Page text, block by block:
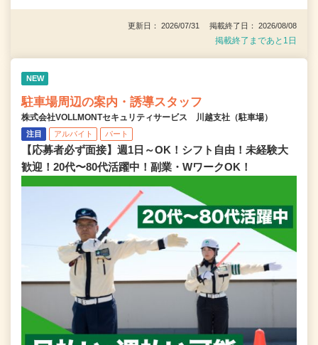
更新日： 2026/07/31 掲載終了日： 2026/08/08
掲載終了まであと1日
NEW
駐車場周辺の案内・誘導スタッフ
株式会社VOLLMONTセキュリティサービス 川越支社（駐車場）
注目 アルバイト パート
【応募者必ず面接】週1日～OK！シフト自由！未経験大
歓迎！20代〜80代活躍中！副業・WワークOK！